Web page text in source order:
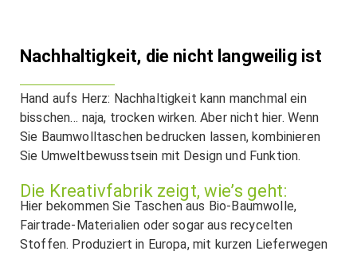
Nachhaltigkeit, die nicht langweilig ist
Hand aufs Herz: Nachhaltigkeit kann manchmal ein
bisschen… naja, trocken wirken. Aber nicht hier. Wenn
Sie Baumwolltaschen bedrucken lassen, kombinieren
Sie Umweltbewusstsein mit Design und Funktion.
Die Kreativfabrik zeigt, wie’s geht:
Hier bekommen Sie Taschen aus Bio-Baumwolle,
Fairtrade-Materialien oder sogar aus recycelten
Stoffen. Produziert in Europa, mit kurzen Lieferwegen